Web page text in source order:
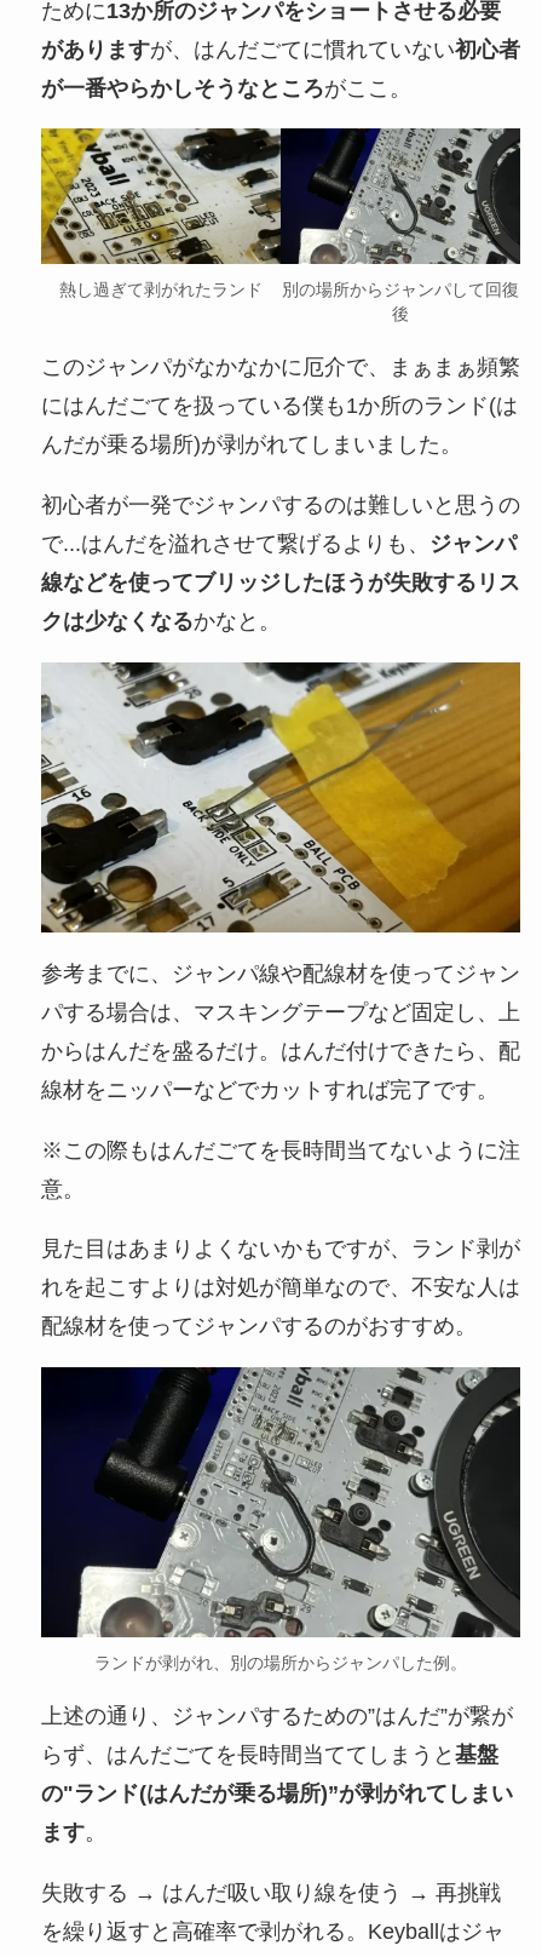
ために13か所のジャンパをショートさせる必要
がありますが、はんだごてに慣れていない初心者
が一番やらかしそうなところがここ。
熱し過ぎて剥がれたランド
別の場所からジャンパして回復
後
このジャンパがなかなかに厄介で、まぁまぁ頻繁
にはんだごてを扱っている僕も1か所のランド(は
んだが乗る場所)が剥がれてしまいました。
初心者が一発でジャンパするのは難しいと思うの
で...はんだを溢れさせて繋げるよりも、
ジャンパ
線などを使ってブリッジしたほうが失敗するリス
クは少なくなるかなと。
参考までに、ジャンパ線や配線材を使ってジャン
パする場合は、マスキングテープなど固定し、上
からはんだを盛るだけ。はんだ付けできたら、配
線材をニッパーなどでカットすれば完了です。
※この際もはんだごてを長時間当てないように注
意。
見た目はあまりよくないかもですが、ランド剥が
れを起こすよりは対処が簡単なので、不安な人は
配線材を使ってジャンパするのがおすすめ。
ランドが剥がれ、別の場所からジャンパした例。
上述の通り、ジャンパするための”はんだ”が繋が
らず、はんだごてを長時間当ててしまうと 基盤
の"ランド(はんだが乗る場所)”が剥がれてしまい
ます。
失敗する → はんだ吸い取り線を使う → 再挑戦
を繰り返すと高確率で剥がれる。Keyballはジャ